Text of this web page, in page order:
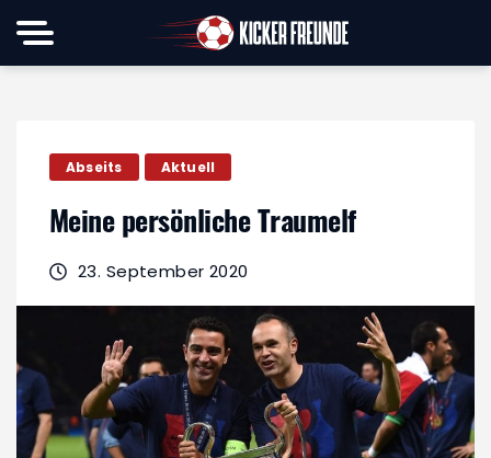
Abseits Aktuell
Meine persönliche Traumelf
23. September 2020